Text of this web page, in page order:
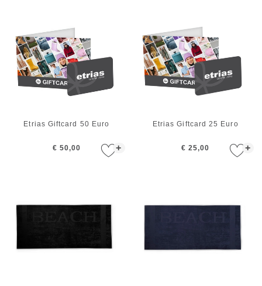
+
Etrias Giftcard 50 Euro
€ 50,00 +
Etrias Giftcard 25 Euro
€ 25,00